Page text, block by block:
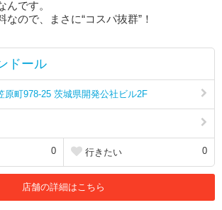
んです。
なので、まさに“コスパ抜群”！
ドール
原町978-25 茨城県開発公社ビル2F
0 行きたい 0
店舗の詳細はこちら